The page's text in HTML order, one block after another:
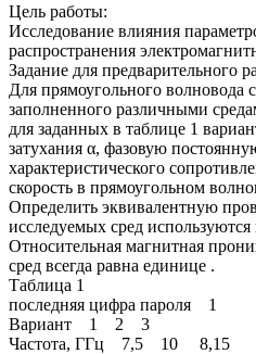
Цель работы:
Исследование влияния
распространения
Задание для предварительного
Для прямоугольного волновода
заполненного различными
для заданных в таблице 1
затухания α, фазовую
характеристического
скорость в прямоугольном
Определить эквивалентную
исследуемых сред
Относительная магнитная
сред всегда равна единице .
Таблица 1
последняя цифра пароля 1
Вариант 1 2 3
Частота, ГГц 7,5 10 8,15